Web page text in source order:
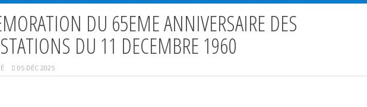
DU 65EME ANNIVERSAIRE DES
DU 11 DECEMBRE 1960
05 DÉC 2025